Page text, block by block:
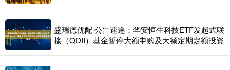
盛瑞德优配 公告速递：华安恒生科技ETF发起式联
接（QDII）基金暂停大额申购及大额定期定额投资